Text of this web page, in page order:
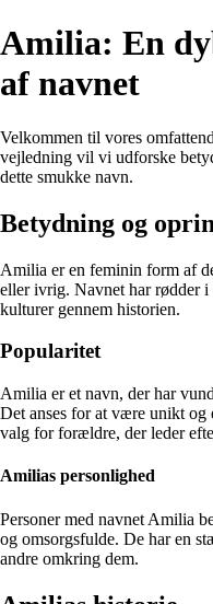
Amilia: En
af navnet
Velkommen til vores
vejledning vil vi udforske
dette smukke navn.
Betydning og
Amilia er en feminin form af
eller ivrig. Navnet har rødder
kulturer gennem historien.
Popularitet
Amilia er et navn, der har
Det anses for at være unikt
valg for forældre, der leder
Amilias personlighed
Personer med navnet Amilia
og omsorgsfulde. De har en
andre omkring dem.